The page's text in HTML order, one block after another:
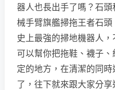
器人也長出手了嗎？石
械手臂旗艦掃拖王者石
史上最強的掃地機器人
可以幫你把拖鞋、襪子
定的地方，在清潔的同
了，往下就來跟大家分